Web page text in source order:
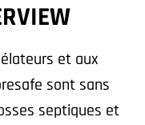
et aux
sont sans
septiques et